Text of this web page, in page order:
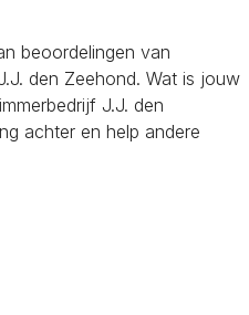
beoordelingen van
den Zeehond. Wat is jouw
J.J. den
achter en help andere